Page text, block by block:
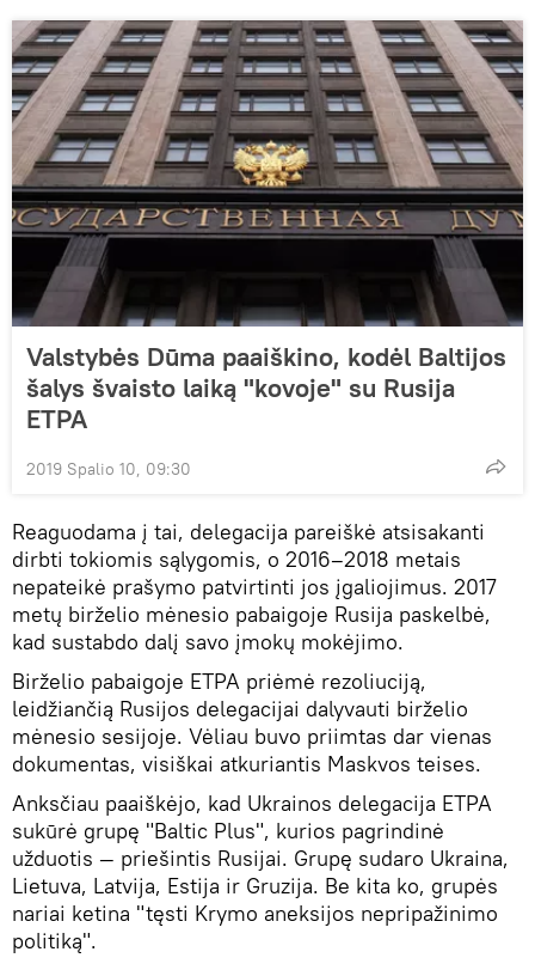
Valstybės Dūma paaiškino, kodėl Baltijos
šalys švaisto laiką "kovoje" su Rusija
ETPA
2019 Spalio 10, 09:30
Reaguodama į tai, delegacija pareiškė atsisakanti
dirbti tokiomis sąlygomis, o 2016–2018 metais
nepateikė prašymo patvirtinti jos įgaliojimus. 2017
metų birželio mėnesio pabaigoje Rusija paskelbė,
kad sustabdo dalį savo įmokų mokėjimo.
Birželio pabaigoje ETPA priėmė rezoliuciją,
leidžiančią Rusijos delegacijai dalyvauti birželio
mėnesio sesijoje. Vėliau buvo priimtas dar vienas
dokumentas, visiškai atkuriantis Maskvos teises.
Anksčiau paaiškėjo, kad Ukrainos delegacija ETPA
sukūrė grupę "Baltic Plus", kurios pagrindinė
užduotis — priešintis Rusijai. Grupę sudaro Ukraina,
Lietuva, Latvija, Estija ir Gruzija. Be kita ko, grupės
nariai ketina "tęsti Krymo aneksijos nepripažinimo
politiką".